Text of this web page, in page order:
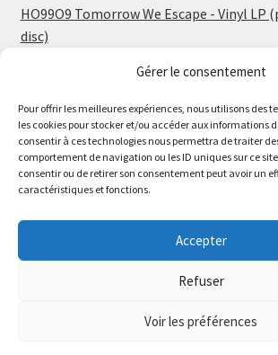
Gérer le consentement
Pour offrir les meilleures expériences, nous utilisons des
les cookies pour stocker et/ou accéder aux informations
consentir à ces technologies nous permettra de traiter
comportement de navigation ou les ID uniques sur ce
consentir ou de retirer son consentement peut avoir un
caractéristiques et fonctions.
Accepter
Refuser
Voir les préférences
Le magasin de Lyon sera fermé du
inclus. Les commandes seront
The physical record shop will be closed
august 17th included. Online orders will
august 18th.
HO99O9 Tomorrow We Escape - Vinyl LP
disc)
STORMKEEP The Nocturnes Of Iswylm -
(into the deep | black)
24.00€–30.00€Price
range:
through